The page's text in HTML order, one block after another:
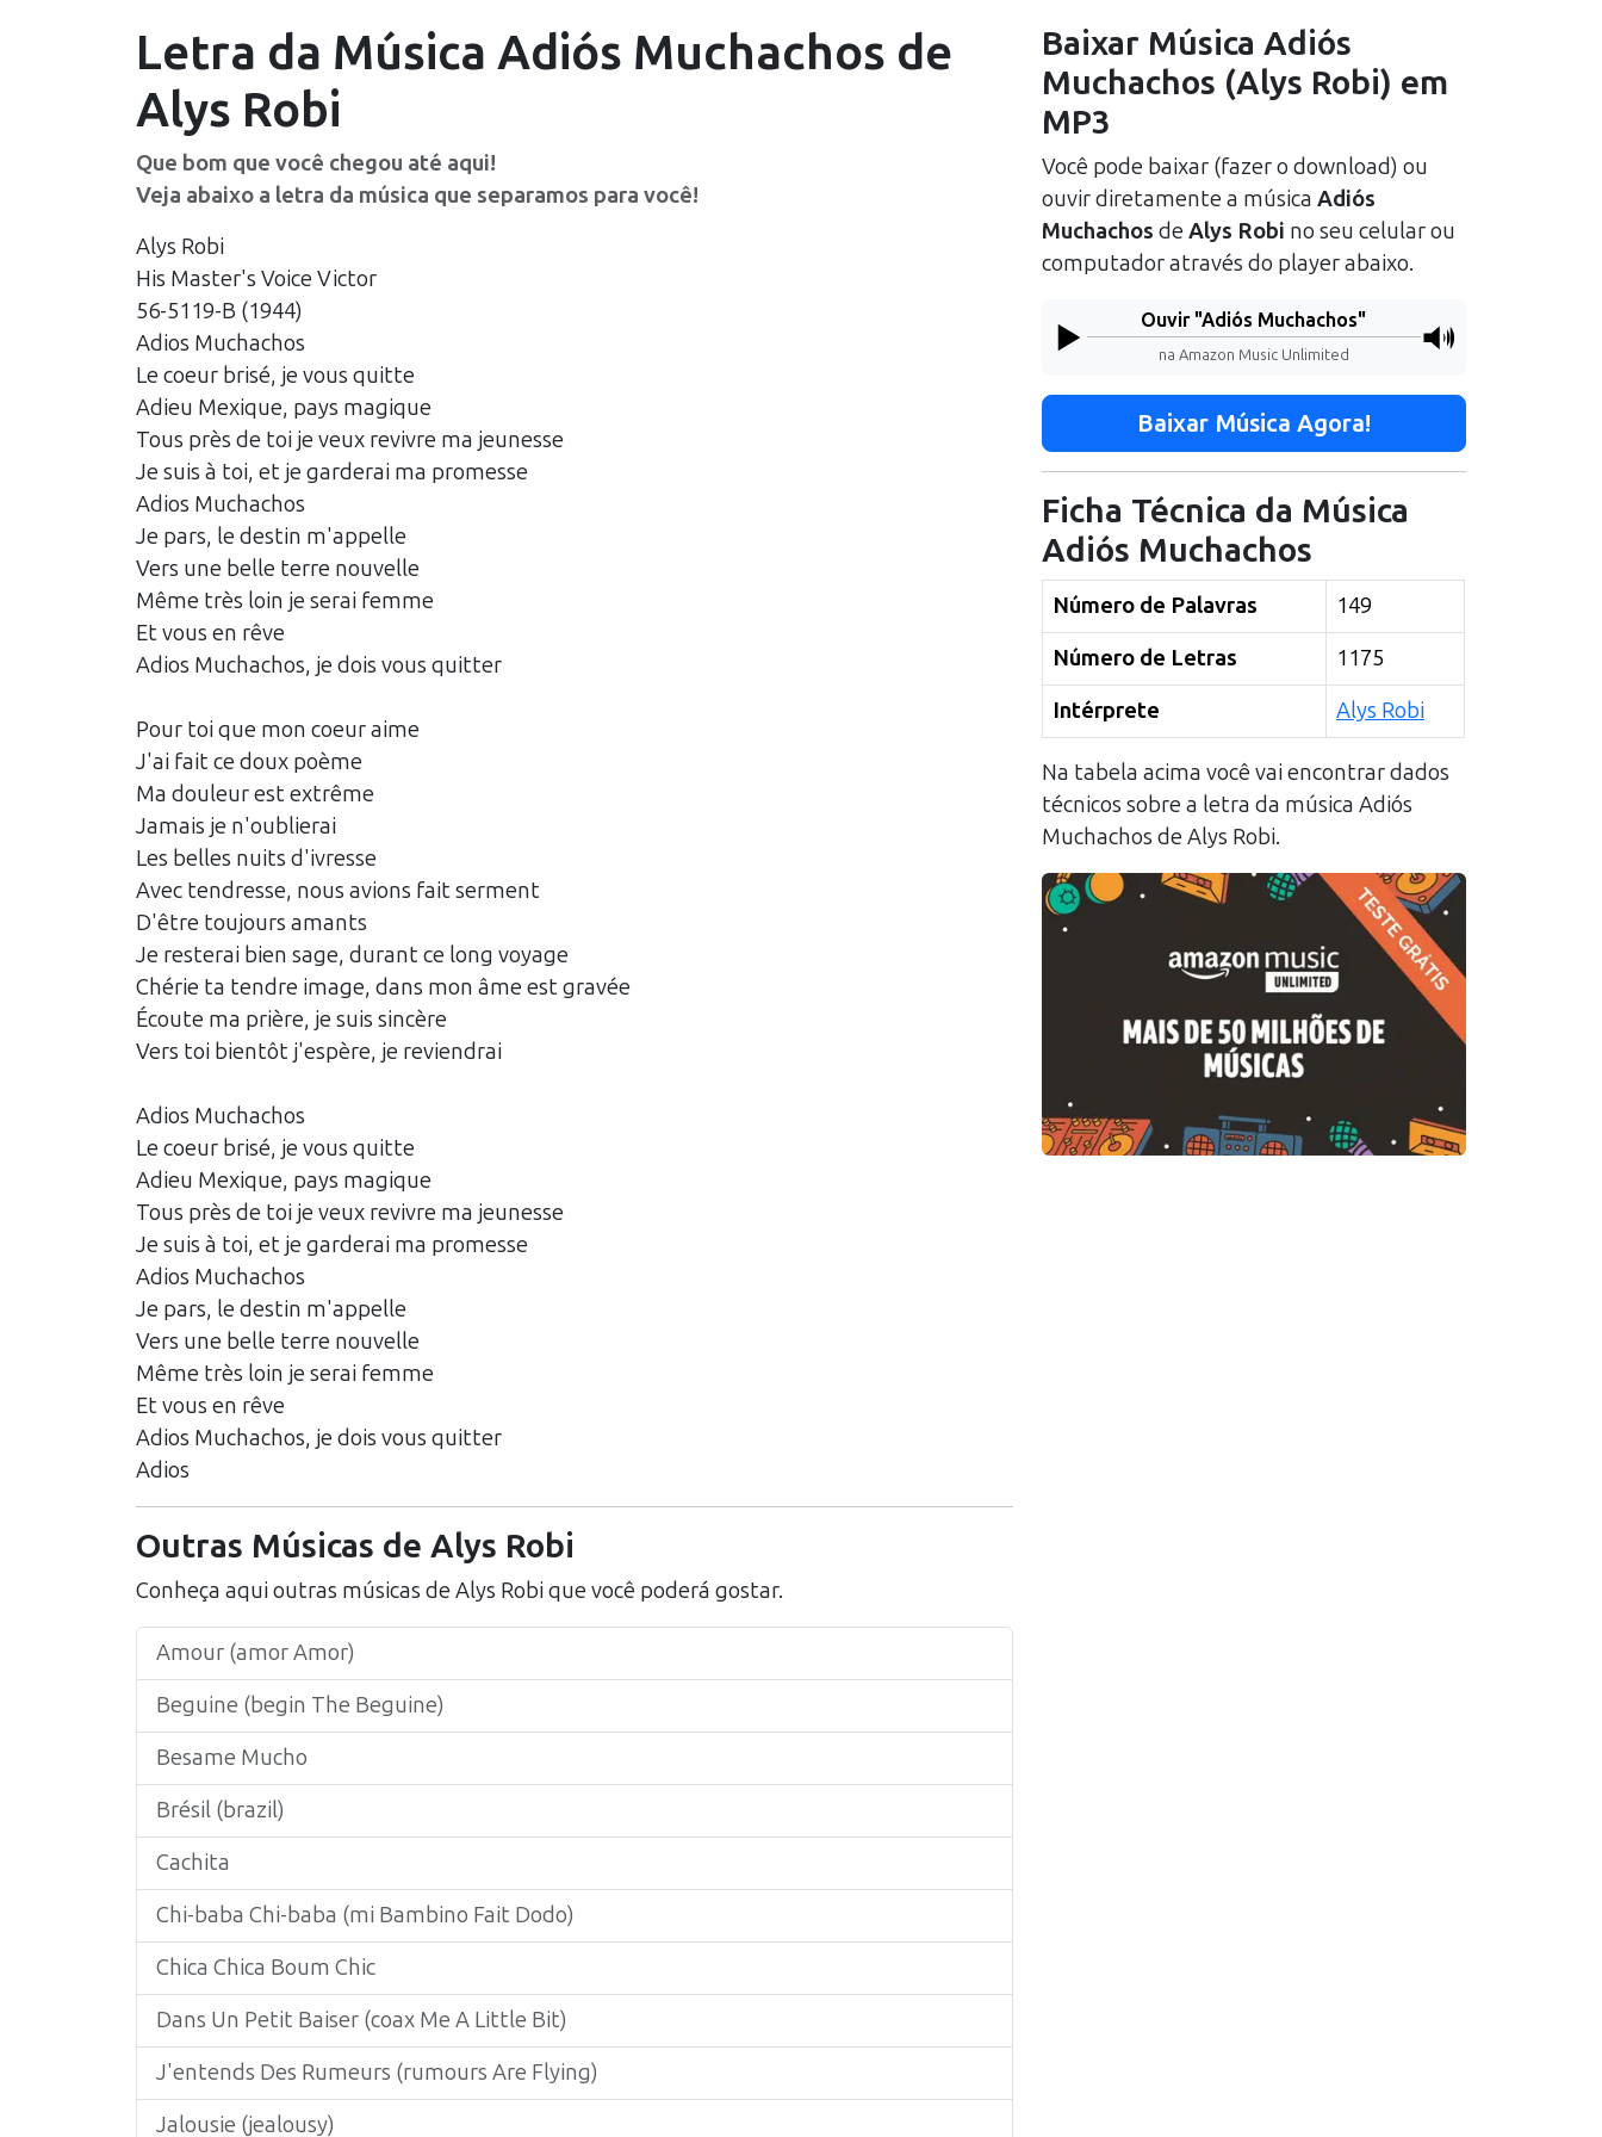
Letra da Música Adiós Muchachos de
Alys Robi
Que bom que você chegou até aqui!
Veja abaixo a letra da música que separamos para você!
Alys Robi
His Master's Voice Victor
56-5119-B (1944)
Adios Muchachos
Le coeur brisé, je vous quitte
Adieu Mexique, pays magique
Tous près de toi je veux revivre ma jeunesse
Je suis à toi, et je garderai ma promesse
Adios Muchachos
Je pars, le destin m'appelle
Vers une belle terre nouvelle
Même très loin je serai femme
Et vous en rêve
Adios Muchachos, je dois vous quitter
Pour toi que mon coeur aime
J'ai fait ce doux poème
Ma douleur est extrême
Jamais je n'oublierai
Les belles nuits d'ivresse
Avec tendresse, nous avions fait serment
D'être toujours amants
Je resterai bien sage, durant ce long voyage
Chérie ta tendre image, dans mon âme est gravée
Écoute ma prière, je suis sincère
Vers toi bientôt j'espère, je reviendrai
Adios Muchachos
Le coeur brisé, je vous quitte
Adieu Mexique, pays magique
Tous près de toi je veux revivre ma jeunesse
Je suis à toi, et je garderai ma promesse
Adios Muchachos
Je pars, le destin m'appelle
Vers une belle terre nouvelle
Même très loin je serai femme
Et vous en rêve
Adios Muchachos, je dois vous quitter
Adios
Outras Músicas de Alys Robi
Conheça aqui outras músicas deAlys Robique você poderá gostar.
Amour (amor Amor)
Beguine (begin The Beguine)
Besame Mucho
Brésil (brazil)
Cachita
Chi-baba Chi-baba (mi Bambino Fait Dodo)
Chica Chica Boum Chic
Dans Un Petit Baiser (coax Me A Little Bit)
J'entends Des Rumeurs (rumours Are Flying)
Jalousie (jealousy)
Baixar Música Adiós
Muchachos (Alys Robi) em
MP3
Você pode baixar (fazer o download) ou
ouvir diretamente a música Adiós
Muchachos deAlys Robi no seu celular ou
computador através do player abaixo.
Ouvir "Adiós Muchachos"
na Amazon Music Unlimited
Baixar Música Agora!
Ficha Técnica da Música
Adiós Muchachos
Número de Palavras
149
Número de Letras
1175
Intérprete
Alys Robi
Na tabela acima você vai encontrar dados
técnicos sobre a letra da música Adiós
Muchachos deAlys Robi.